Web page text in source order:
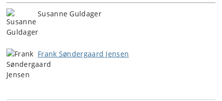
Susanne Guldager
Frank Søndergaard Jensen